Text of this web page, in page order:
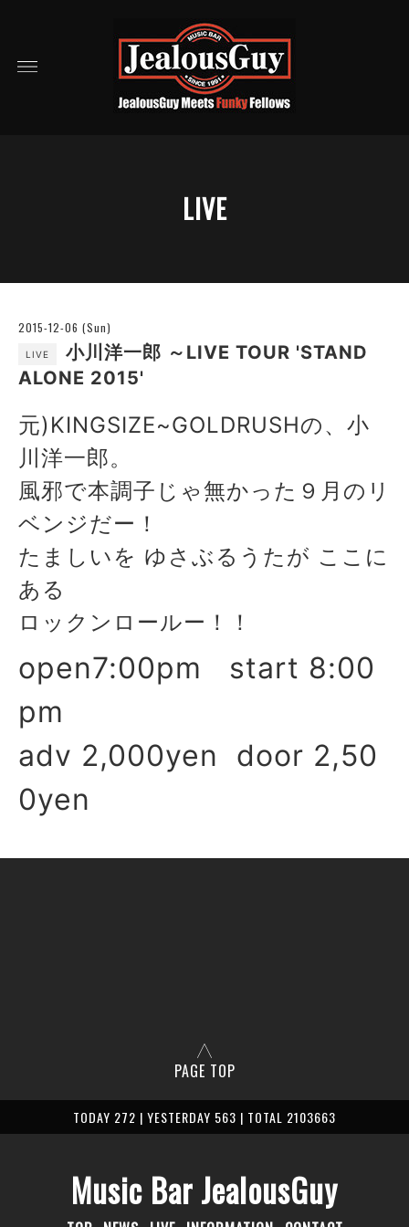
LIVE
2015-12-06 (Sun)
LIVE
小川洋一郎 ～LIVE TOUR 'STAND
ALONE 2015'
元)KINGSIZE~GOLDRUSHの、小
川洋一郎。
風邪で本調子じゃ無かった９月のリ
ベンジだー！
たましいを ゆさぶるうたが ここに
ある
ロックンロールー！！
open7:00pm start 8:00
pm
adv 2,000yen door 2,50
0yen
PAGE TOP
TODAY 272 | YESTERDAY 563 | TOTAL 2103663
Music Bar JealousGuy